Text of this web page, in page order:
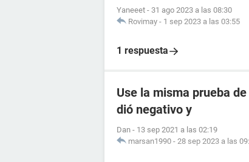
Yaneeet - 31 ago 2023 a las 08:30
Rovimay - 1 sep 2023 a las 03:55
1 respuesta
Use la misma prueba
dió negativo y
Dan - 13 sep 2021 a las 02:19
marsan1990 - 28 sep 2023 a las